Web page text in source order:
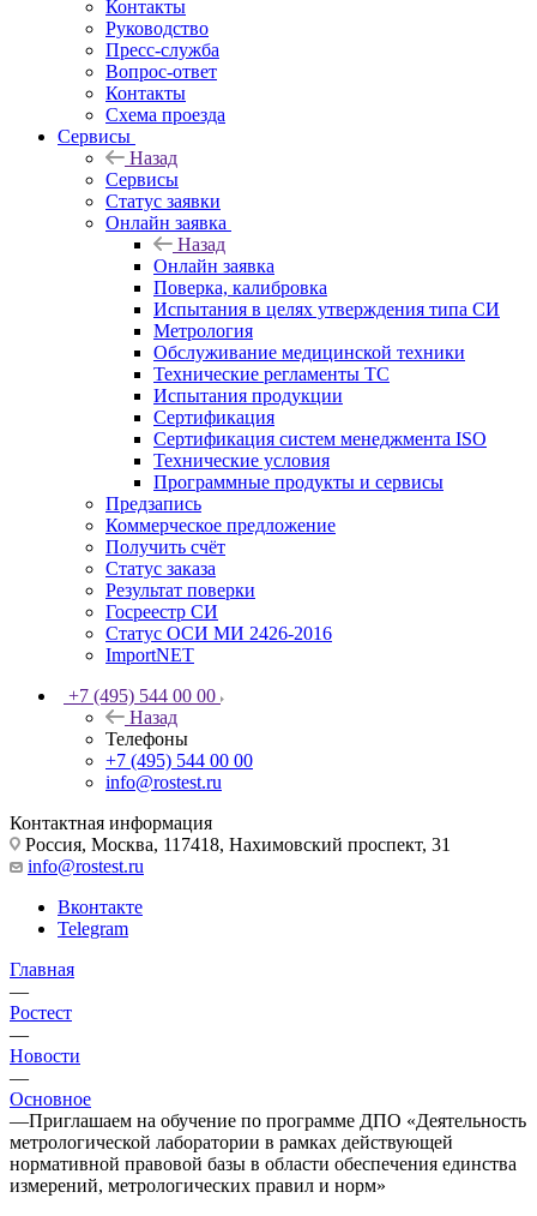
Контакты
Руководство
Пресс-служба
Вопрос-ответ
Контакты
Схема проезда
Сервисы
Назад
Сервисы
Статус заявки
Онлайн заявка
Назад
Онлайн заявка
Поверка, калибровка
Испытания в целях утверждения типа СИ
Метрология
Обслуживание медицинской техники
Технические регламенты ТС
Испытания продукции
Сертификация
Сертификация систем менеджмента ISO
Технические условия
Программные продукты и сервисы
Предзапись
Коммерческое предложение
Получить счёт
Статус заказа
Результат поверки
Госреестр СИ
Статус ОСИ МИ 2426-2016
ImportNET
+7 (495) 544 00 00
Назад
Телефоны
+7 (495) 544 00 00
info@rostest.ru
Контактная информация
Россия, Москва, 117418, Нахимовский проспект, 31
info@rostest.ru
Вконтакте
Telegram
Главная
—
Ростест
—
Новости
—
Основное
—Приглашаем на обучение по программе ДПО «Деятельность
метрологической лаборатории в рамках действующей
нормативной правовой базы в области обеспечения единства
измерений, метрологических правил и норм»